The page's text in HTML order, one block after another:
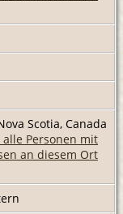
Scotia, Canada